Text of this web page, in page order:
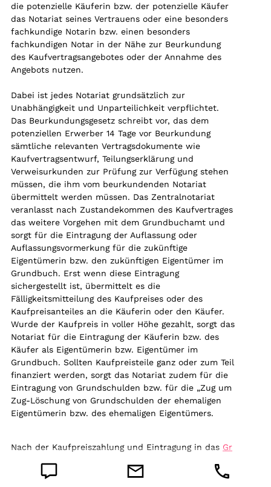
die potenzielle Käuferin bzw. der potenzielle Käufer
das Notariat seines Vertrauens oder eine besonders
fachkundige Notarin bzw. einen besonders
fachkundigen Notar in der Nähe zur Beurkundung
des Kaufvertragsangebotes oder der Annahme des
Angebots nutzen.
Dabei ist jedes Notariat grundsätzlich zur
Unabhängigkeit und Unparteilichkeit verpflichtet.
Das Beurkundungsgesetz schreibt vor, das dem
potenziellen Erwerber 14 Tage vor Beurkundung
sämtliche relevanten Vertragsdokumente wie
Kaufvertragsentwurf, Teilungserklärung und
Verweisurkunden zur Prüfung zur Verfügung stehen
müssen, die ihm vom beurkundenden Notariat
übermittelt werden müssen. Das Zentralnotariat
veranlasst nach Zustandekommen des Kaufvertrages
das weitere Vorgehen mit dem Grundbuchamt und
sorgt für die Eintragung der Auflassung oder
Auflassungsvormerkung für die zukünftige
Eigentümerin bzw. den zukünftigen Eigentümer im
Grundbuch. Erst wenn diese Eintragung
sichergestellt ist, übermittelt es die
Fälligkeitsmitteilung des Kaufpreises oder des
Kaufpreisanteiles an die Käuferin oder den Käufer.
Wurde der Kaufpreis in voller Höhe gezahlt, sorgt das
Notariat für die Eintragung der Käuferin bzw. des
Käufer als Eigentümerin bzw. Eigentümer im
Grundbuch. Sollten Kaufpreisteile ganz oder zum Teil
finanziert werden, sorgt das Notariat zudem für die
Eintragung von Grundschulden bzw. für die „Zug um
Zug-Löschung von Grundschulden der ehemaligen
Eigentümerin bzw. des ehemaligen Eigentümers.
Nach der Kaufpreiszahlung und Eintragung in das Gr
verschenken, zu verkaufen, zu vererben oder zu